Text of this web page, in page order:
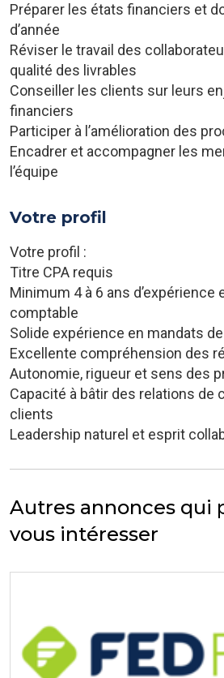
Préparer les états financiers et
d’année
Réviser le travail des
qualité des livrables
Conseiller les clients sur leurs
financiers
Participer à l’amélioration des
Encadrer et accompagner les
l’équipe
Votre profil
Votre profil :
Titre CPA requis
Minimum 4 à 6 ans d’expérience
comptable
Solide expérience en mandats
Excellente compréhension des
Autonomie, rigueur et sens des
Capacité à bâtir des relations de
clients
Leadership naturel et esprit
Autres annonces qui
vous intéresser